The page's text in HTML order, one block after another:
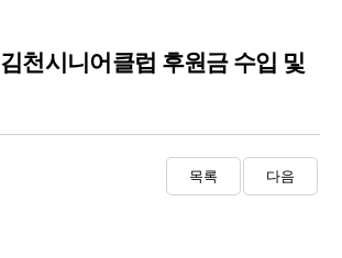
김천시니어클럽 후원금 수입 및
목록 다음